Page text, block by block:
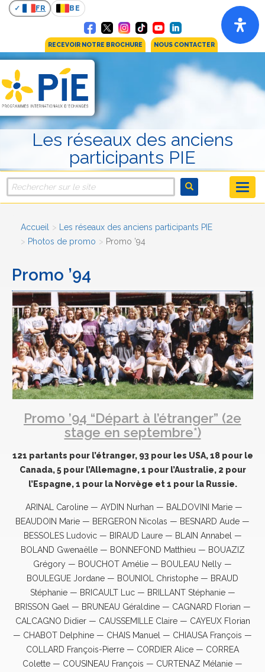
FR BE
RECEVOIR NOTRE BROCHURE NOUS CONTACTER
Les réseaux des anciens
participants PIE
Accueil
Les réseaux des anciens participants PIE
Photos de promo
Promo ’94
Promo ’94
Promo ’94 “Départ à l’étranger” (2e
stage en septembre*)
121 partants pour l’étranger, 93 pour les USA, 18 pour le
Canada, 5 pour l’Allemagne, 1 pour l’Australie, 2 pour
l’Espagne, 1 pour la Norvège et 1 pour la Russie.
ARINAL Caroline — AYDIN Nurhan — BALDOVINI Marie —
BEAUDOIN Marie — BERGERON Nicolas — BESNARD Aude —
BESSOLES Ludovic — BIRAUD Laure — BLAIN Annabel —
BOLAND Gwenaëlle — BONNEFOND Matthieu — BOUAZIZ
Grégory — BOUCHOT Amélie — BOULEAU Nelly —
BOULEGUE Jordane — BOUNIOL Christophe — BRAUD
Stéphanie — BRICAULT Luc — BRILLANT Stéphanie —
BRISSON Gael — BRUNEAU Géraldine — CAGNARD Florian —
CALCAGNO Didier — CAUSSEMILLE Claire — CAYEUX Florian
— CHABOT Delphine — CHAIS Manuel — CHIAUSA François —
COLLARD François-Pierre — CORDIER Alice — CORREA
Colette — COUSINEAU François — CURTENAZ Mélanie —